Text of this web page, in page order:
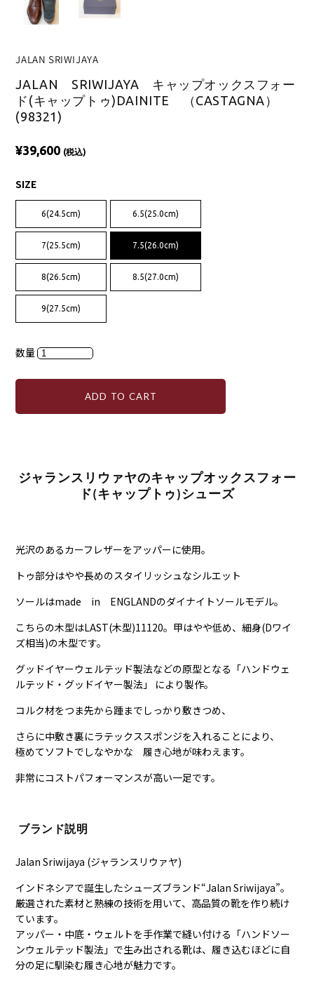
JALAN SRIWIJAYA
JALAN SRIWIJAYA キャップオックスフォー
ド(キャップトゥ)DAINITE （CASTAGNA）
(98321)
¥39,600 (税込)
SIZE
6(24.5cm) 6.5(25.0cm)
7(25.5cm) 7.5(26.0cm)
8(26.5cm) 8.5(27.0cm)
9(27.5cm)
数量
ADD TO CART
ジャランスリウァヤのキャップオックスフォー
ド(キャップトゥ)シューズ
光沢のあるカーフレザーをアッパーに使用。
トゥ部分はやや長めのスタイリッシュなシルエット
ソールはmade in ENGLANDのダイナイトソールモデル。
こちらの木型はLAST(木型)11120。甲はやや低め、細身(Dワイ
ズ相当)の木型です。
グッドイヤーウェルテッド製法などの原型となる「ハンドウェ
ルテッド・グッドイヤー製法」 により製作。
コルク材をつま先から踵までしっかり敷きつめ、
さらに中敷き裏にラテックススポンジを入れることにより、
極めてソフトでしなやかな 履き心地が味わえます。
非常にコストパフォーマンスが高い一足です。
ブランド説明
Jalan Sriwijaya (ジャランスリウァヤ)
インドネシアで誕生したシューズブランド“Jalan Sriwijaya”。
厳選された素材と熟練の技術を用いて、高品質の靴を作り続け
ています。
アッパー・中底・ウェルトを手作業で縫い付ける「ハンドソー
ンウェルテッド製法」で生み出される靴は、履き込むほどに自
分の足に馴染む履き心地が魅力です。